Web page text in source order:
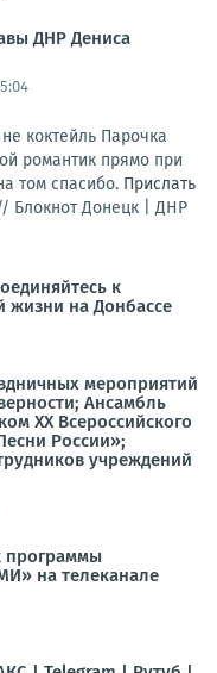
ДНР Дениса
коктейль Парочка
романтик прямо при
том спасибо. Прислать
Блокнот Донецк | ДНР
к
жизни на Донбассе
мероприятий
Ансамбль
ХХ Всероссийского
России»;
учреждений
программы
на телеканале